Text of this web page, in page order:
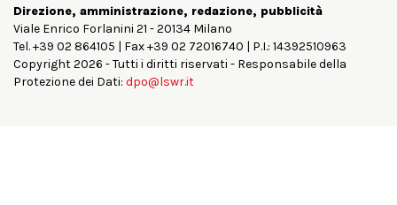
Direzione, amministrazione, redazione, pubblicità
Viale Enrico Forlanini 21 - 20134 Milano
Tel. +39 02 864105 | Fax +39 02 72016740 | P.I.: 14392510963
Copyright 2026 - Tutti i diritti riservati - Responsabile della
Protezione dei Dati: dpo@lswr.it